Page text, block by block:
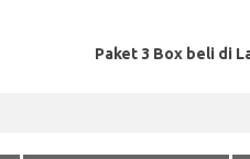
Paket 3 Box beli di